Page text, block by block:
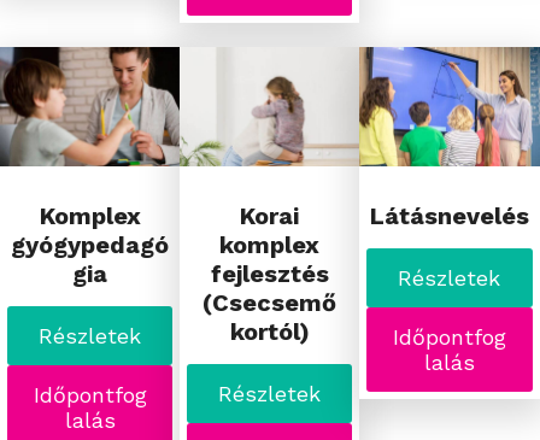
Komplex
gyógypedagó
gia
Részletek
Időpontfog
lalás
Korai
komplex
fejlesztés
(Csecsemő
kortól)
Részletek
Látásnevelés
Részletek
Időpontfog
lalás